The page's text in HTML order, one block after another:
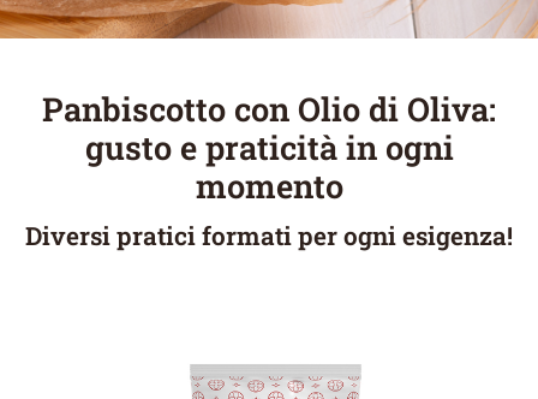
Panbiscotto con Olio di Oliva:
gusto e praticità in ogni
momento
Diversi pratici formati per ogni esigenza!